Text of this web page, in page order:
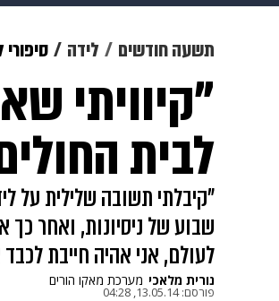
מוזיקה תרבות
דיגיטל גאווה
תשעה חודשים לידה
"קיוויתי
לבית
"קיבלתי תשובה שלילית על
שבוע של ניסיונות, ואחר
לעולם, אני אהיה חייבת
נורית מלאכי מערכת מאקו הורים
פורסם:13.05.14, 04:28